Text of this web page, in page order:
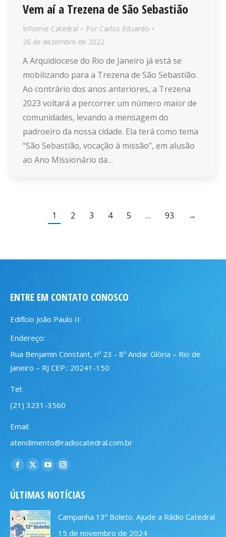
Vem aí a Trezena de São Sebastião
Informe Catedral Por Carlos Eduardo
26 de dezembro de 2022
A Arquidiocese do Rio de Janeiro já está se
mobilizando para a Trezena de São Sebastião.
Ao contrário dos anos anteriores, a Trezena
2023 voltará a percorrer um número maior de
comunidades, levando a mensagem do
padroeiro da nossa cidade. Ela terá como tema
“São Sebastião, vocação à missão”, em alusão
ao Ano Missionário da…
1 2 3 4 5 … 93 →
ENTRE EM CONTATO CONOSCO
Edifício João Paulo II:
Endereço:
Rua Benjamin Constant, nº 23 - 8º Andar Glória – Rio de
Janeiro – RJ CEP.: 20241-150
Tel:
(21) 3231-3560
Email:
atendimento@radiocatedral.com.br
Encontre-nos em:
Facebook
opens
in
new
X
opens
in
new
YouTube
opens
in
new
Instagram
opens
new
ÚLTIMAS NOTÍCIAS
Campanha 13º Boleto. Ajude a Rádio Catedral
15 de novembro de 2024